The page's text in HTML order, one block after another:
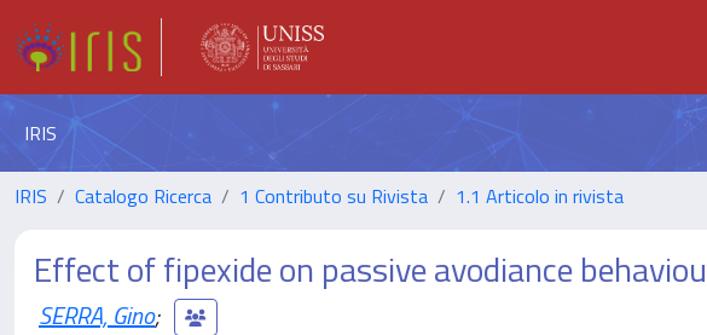
IRIS
IRIS Catalogo Ricerca 1 Contributo su Rivista 1.1 Articolo in rivista
Effect of fipexide on passive avodiance
SERRA, Gino;